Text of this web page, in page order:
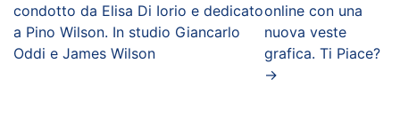
condotto da Elisa Di Iorio e dedicato
a Pino Wilson. In studio Giancarlo
Oddi e James Wilson
online con una
nuova veste
grafica. Ti Piace?
→